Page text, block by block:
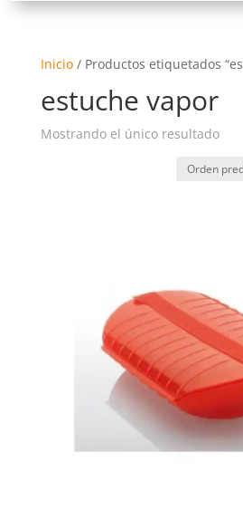
Inicio/ Productos etiquetados
estuche vapor
Mostrando el único resultado